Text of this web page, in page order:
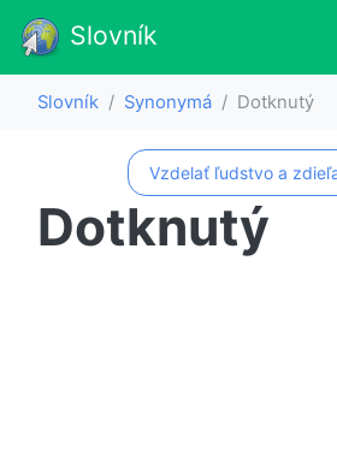
Slovník
Slovník Synonymá Dotknutý
Vzdelať ľudstvo a
Dotknutý